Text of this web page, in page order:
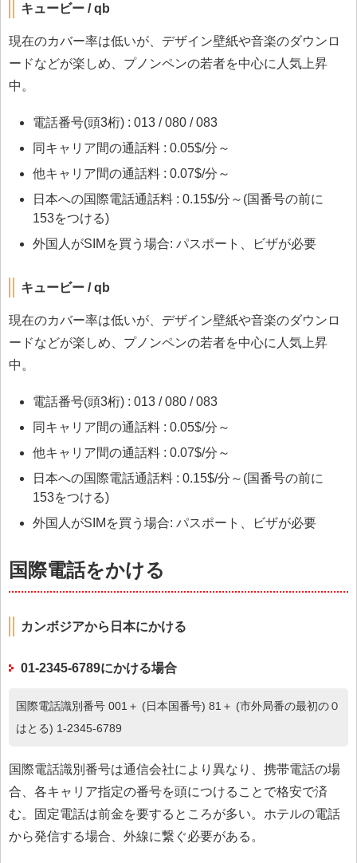
キュービー / qb
現在のカバー率は低いが、デザイン壁紙や音楽のダウンロ
ードなどが楽しめ、プノンペンの若者を中心に人気上昇
中。
電話番号(頭3桁) : 013 / 080 / 083
同キャリア間の通話料 : 0.05$/分～
他キャリア間の通話料 : 0.07$/分～
日本への国際電話通話料 : 0.15$/分～(国番号の前に
153をつける)
外国人がSIMを買う場合: パスポート、ビザが必要
キュービー / qb
現在のカバー率は低いが、デザイン壁紙や音楽のダウンロ
ードなどが楽しめ、プノンペンの若者を中心に人気上昇
中。
電話番号(頭3桁) : 013 / 080 / 083
同キャリア間の通話料 : 0.05$/分～
他キャリア間の通話料 : 0.07$/分～
日本への国際電話通話料 : 0.15$/分～(国番号の前に
153をつける)
外国人がSIMを買う場合: パスポート、ビザが必要
国際電話をかける
カンボジアから日本にかける
01-2345-6789にかける場合
国際電話識別番号 001＋ (日本国番号) 81＋ (市外局番の最初の０
はとる) 1-2345-6789
国際電話識別番号は通信会社により異なり、携帯電話の場
合、各キャリア指定の番号を頭につけることで格安で済
む。固定電話は前金を要するところが多い。ホテルの電話
から発信する場合、外線に繋ぐ必要がある。